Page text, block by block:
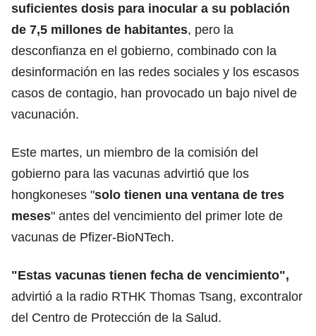
suficientes dosis para inocular a su población
de 7,5 millones de habitantes, pero la
desconfianza en el gobierno, combinado con la
desinformación en las redes sociales y los escasos
casos de contagio, han provocado un bajo nivel de
vacunación.
Este martes, un miembro de la comisión del
gobierno para las vacunas advirtió que los
hongkoneses "solo tienen una ventana de tres
meses" antes del vencimiento del primer lote de
vacunas de Pfizer-BioNTech.
"Estas vacunas tienen fecha de vencimiento",
advirtió a la radio RTHK Thomas Tsang, excontralor
del Centro de Protección de la Salud.